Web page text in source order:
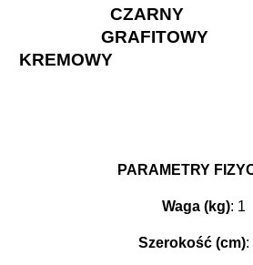
KREMOWY
PARAMETRY
Waga (kg): 1
Szerokość (cm):